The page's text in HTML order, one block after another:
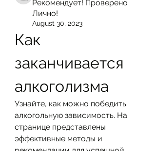
Рекомендует! Проверено
Лично!
August 30, 2023
Как
заканчивается
алкоголизма
Узнайте, как можно победить
алкогольную зависимость. На
странице представлены
эффективные методы и